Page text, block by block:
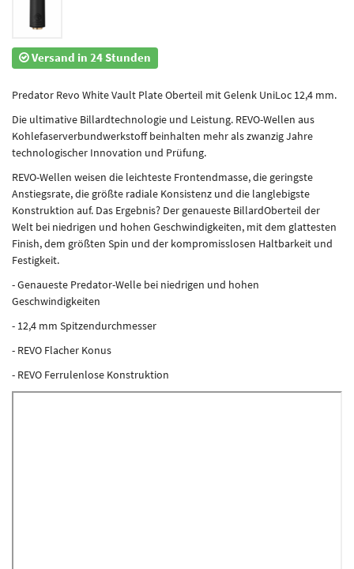
Versand in 24 Stunden
Predator Revo White Vault Plate Oberteil mit Gelenk UniLoc 12,4 mm.
Die ultimative Billardtechnologie und Leistung. REVO-Wellen aus
Kohlefaserverbundwerkstoff beinhalten mehr als zwanzig Jahre
technologischer Innovation und Prüfung.
REVO-Wellen weisen die leichteste Frontendmasse, die geringste
Anstiegsrate, die größte radiale Konsistenz und die langlebigste
Konstruktion auf. Das Ergebnis? Der genaueste BillardOberteil der
Welt bei niedrigen und hohen Geschwindigkeiten, mit dem glattesten
Finish, dem größten Spin und der kompromisslosen Haltbarkeit und
Festigkeit.
- Genaueste Predator-Welle bei niedrigen und hohen
Geschwindigkeiten
- 12,4 mm Spitzendurchmesser
- REVO Flacher Konus
- REVO Ferrulenlose Konstruktion